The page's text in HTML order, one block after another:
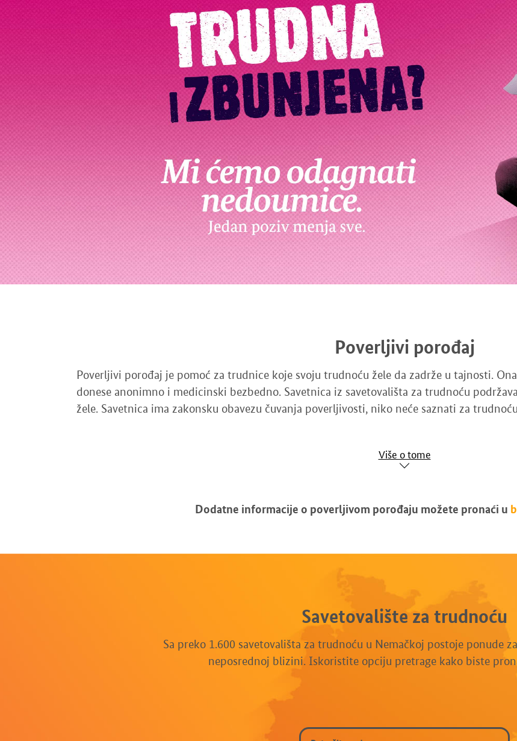
Poverljivi porođaj
Poverljivi porođaj je pomoć za trudnice koje svoju trudnoću žele da zadrže u tajnosti.
donese anonimno i medicinski bezbedno. Savetnica iz savetovališta za trudnoću
žele. Savetnica ima zakonsku obavezu čuvanja poverljivosti, niko neće saznati za
Više o tome
Dodatne informacije o poverljivom porođaju možete pronaći u
Savetovalište za trudnoću
Sa preko 1.600 savetovališta za trudnoću u Nemačkoj postoje ponude
neposrednoj blizini. Iskoristite opciju pretrage kako biste